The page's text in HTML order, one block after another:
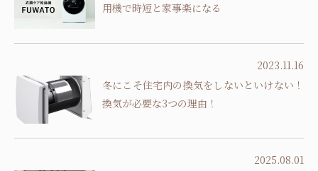
用機で時短と家事楽になる
2023.11.16
冬にこそ住宅内の換気をしないといけない！
換気が必要な3つの理由！
2025.08.01